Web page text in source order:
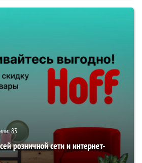
83
розничной сети и интернет-